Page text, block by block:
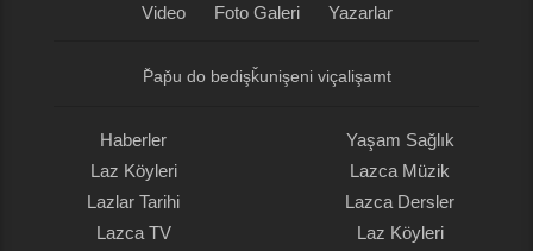
Video Foto Galeri Yazarlar
P̌ap̌u do bedişǩunişeni viçalişamt
Haberler
Laz Köyleri
Lazlar Tarihi
Lazca TV
Yaşam Sağlık
Lazca Müzik
Lazca Dersler
Laz Köyleri